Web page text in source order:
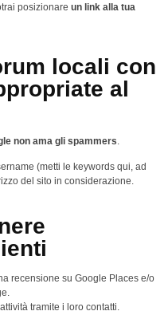
posizionare un link alla tua
locali con
al
non ama gli spammers.
(metti le keywords qui, ad
del sito in considerazione.
recensione su Google Places e/o
tramite i loro contatti.